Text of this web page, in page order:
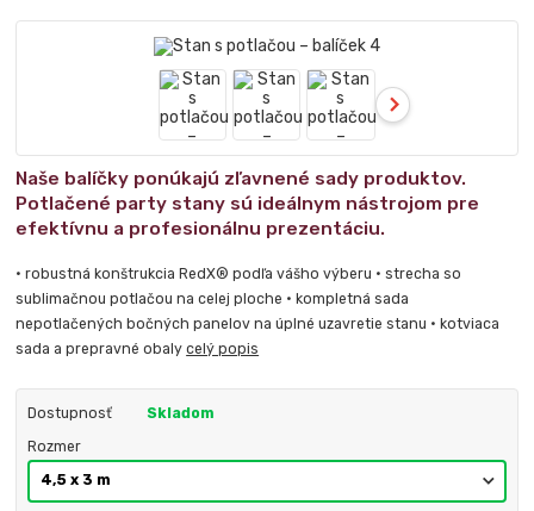
Naše balíčky ponúkajú zľavnené sady produktov.
Potlačené party stany sú ideálnym nástrojom pre
efektívnu a profesionálnu prezentáciu.
• robustná konštrukcia RedX® podľa vášho výberu • strecha so
sublimačnou potlačou na celej ploche • kompletná sada
nepotlačených bočných panelov na úplné uzavretie stanu • kotviaca
sada a prepravné obalycelý popis
Dostupnosť Skladom
Rozmer